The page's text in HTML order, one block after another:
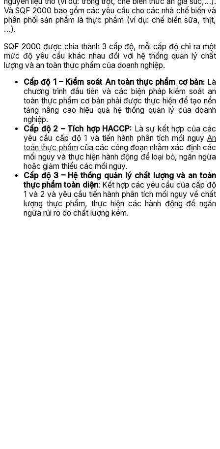
Và SQF 2000 bao gồm các yêu cầu cho các nhà chế biến và
phân phối sản phẩm là thực phẩm (ví dụ: chế biến sữa, thịt,
…).
SQF 2000 được chia thành 3 cấp độ, mỗi cấp độ chỉ ra một
mức độ yêu cầu khác nhau đối với hệ thống quản lý chất
lượng và an toàn thực phẩm của doanh nghiệp.
Cấp độ 1 – Kiểm soát An toàn thực phẩm cơ bản:Là
chương trình đầu tiên và các biện pháp kiểm soát an
toàn thực phẩm cơ bản phải được thực hiện để tạo nền
tảng nâng cao hiệu quả hệ thống quản lý của doanh
nghiệp.
Cấp độ 2 – Tích hợp HACCP: Là sự kết hợp của các
yêu cầu cấp độ 1 và tiến hành phân tích mối nguy An
toàn thực phẩm của các công đoạn nhằm xác định các
mối nguy và thực hiện hành động để loại bỏ, ngăn ngừa
hoặc giảm thiểu các mối nguy.
Cấp độ 3 – Hệ thống quản lý chất lượng và an toàn
thực phẩm toàn diện: Kết hợp các yêu cầu của cấp độ
1 và 2 và yêu cầu tiến hành phân tích mối nguy về chất
lượng thực phẩm, thực hiện các hành động để ngăn
ngừa rủi ro do chất lượng kém.